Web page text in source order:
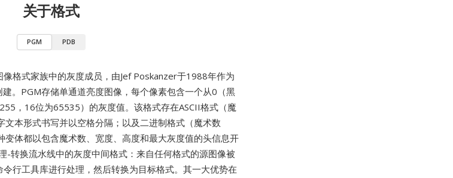
关于格式
PGM PDB
像格式家族中的灰度成员，由Jef Poskanzer于1988年作为
。PGM存储单通道亮度图像，每个像素包含一个从0（黑
，16位为65535）的灰度值。该格式存在ASCII格式（魔
本形式书写并以空格分隔；以及二进制格式（魔术数
变体都以包含魔术数、宽度、高度和最大灰度值的头信息开
转换流水线中的灰度中间格式：来自任何格式的源图像被
行工具库进行处理，然后转换为目标格式。其一大优势在